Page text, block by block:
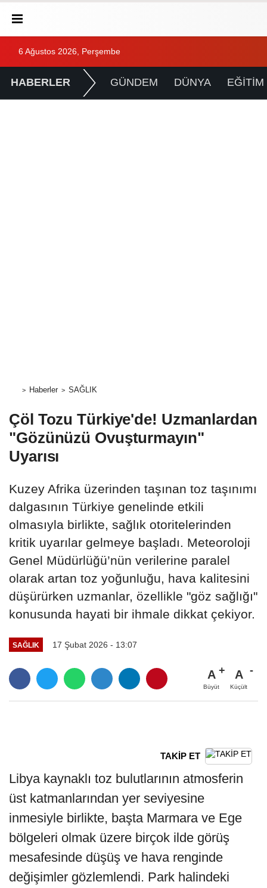
6 Ağustos 2026, Perşembe
HABERLER GÜNDEM DÜNYA EĞİTİM
Haberler SAĞLIK
Çöl Tozu Türkiye'de! Uzmanlardan
"Gözünüzü Ovuşturmayın"
Uyarısı
Kuzey Afrika üzerinden taşınan toz taşınımı
dalgasının Türkiye genelinde etkili
olmasıyla birlikte, sağlık otoritelerinden
kritik uyarılar gelmeye başladı. Meteoroloji
Genel Müdürlüğü’nün verilerine paralel
olarak artan toz yoğunluğu, hava kalitesini
düşürürken uzmanlar, özellikle "göz sağlığı"
konusunda hayati bir ihmale dikkat çekiyor.
SAĞLIK 17 Şubat 2026 - 13:07
A
Büyüt
A
Küçült
TAKİP ET
Libya kaynaklı toz bulutlarının atmosferin
üst katmanlarından yer seviyesine
inmesiyle birlikte, başta Marmara ve Ege
bölgeleri olmak üzere birçok ilde görüş
mesafesinde düşüş ve hava renginde
değişimler gözlemlendi. Park halindeki